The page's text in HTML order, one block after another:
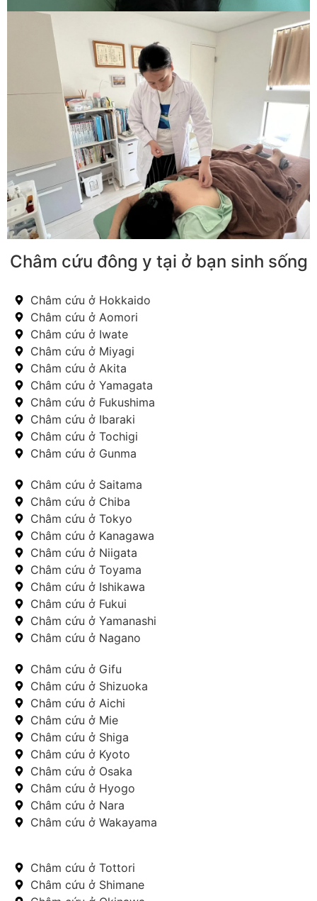
Châm cứu đông y tại ở bạn sinh sống
Châm cứu ở Hokkaido
Châm cứu ở Aomori
Châm cứu ở Iwate
Châm cứu ở Miyagi
Châm cứu ở Akita
Châm cứu ở Yamagata
Châm cứu ở Fukushima
Châm cứu ở Ibaraki
Châm cứu ở Tochigi
Châm cứu ở Gunma
Châm cứu ở Saitama
Châm cứu ở Chiba
Châm cứu ở Tokyo
Châm cứu ở Kanagawa
Châm cứu ở Niigata
Châm cứu ở Toyama
Châm cứu ở Ishikawa
Châm cứu ở Fukui
Châm cứu ở Yamanashi
Châm cứu ở Nagano
Châm cứu ở Gifu
Châm cứu ở Shizuoka
Châm cứu ở Aichi
Châm cứu ở Mie
Châm cứu ở Shiga
Châm cứu ở Kyoto
Châm cứu ở Osaka
Châm cứu ở Hyogo
Châm cứu ở Nara
Châm cứu ở Wakayama
Châm cứu ở Tottori
Châm cứu ở Shimane